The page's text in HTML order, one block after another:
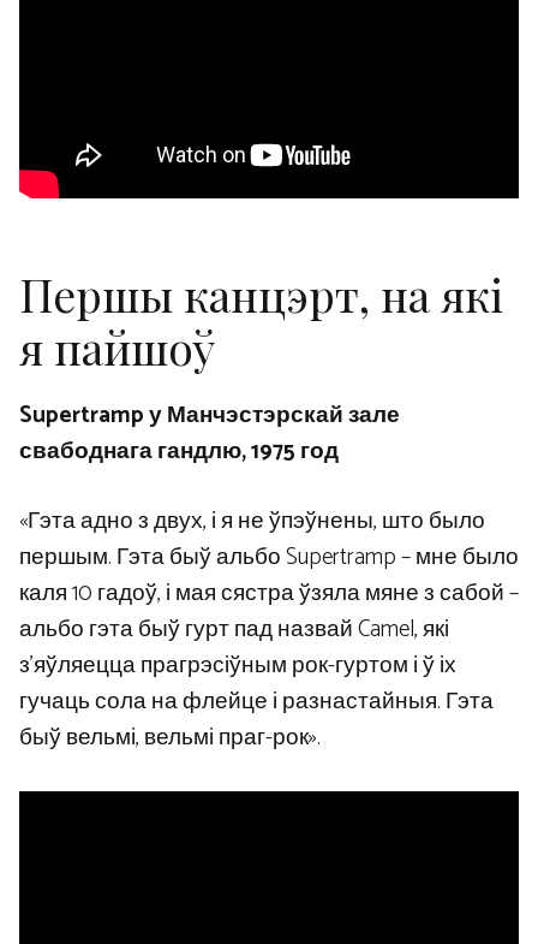
Першы канцэрт, на які
я пайшоў
Supertramp у Манчэстэрскай зале
свабоднага гандлю, 1975 год
«Гэта адно з двух, і я не ўпэўнены, што было
першым. Гэта быў альбо Supertramp – мне было
каля 10 гадоў, і мая сястра ўзяла мяне з сабой –
альбо гэта быў гурт пад назвай Camel, які
з’яўляецца прагрэсіўным рок-гуртом і ў іх
гучаць сола на флейце і разнастайныя. Гэта
быў вельмі, вельмі праг-рок».